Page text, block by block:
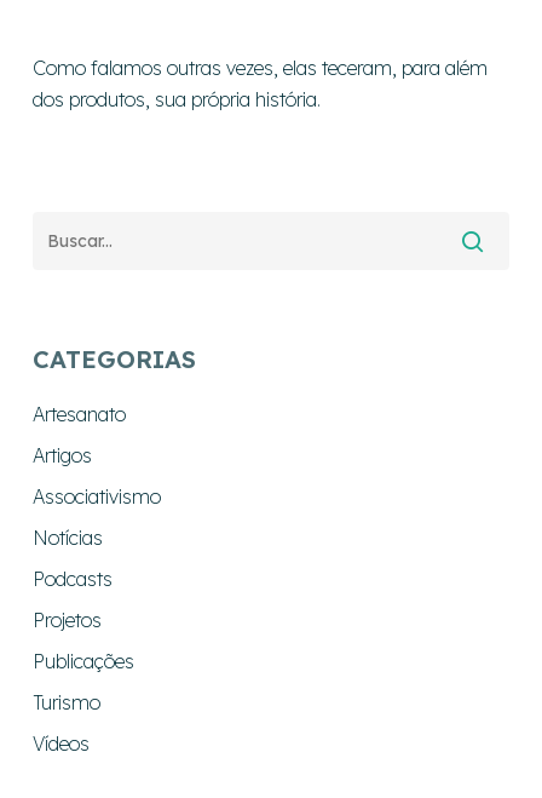
Como falamos outras vezes, elas teceram, para além
dos produtos, sua própria história.
CATEGORIAS
Artesanato
Artigos
Associativismo
Notícias
Podcasts
Projetos
Publicações
Turismo
Vídeos